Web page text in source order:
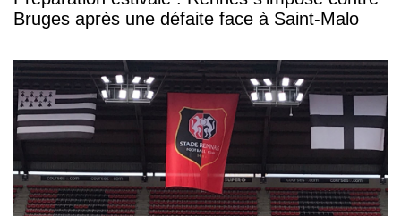
Bruges après une défaite face à Saint-Malo